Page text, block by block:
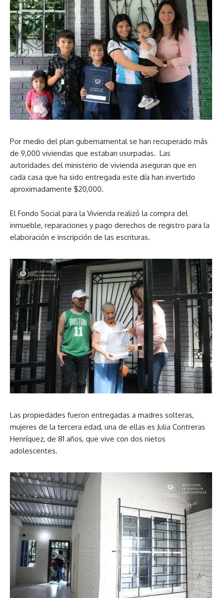
Por medio del plan gubernamental se han recuperado más
de 9,000 viviendas que estaban usurpadas. Las
autoridades del ministerio de vivienda aseguran que en
cada casa que ha sido entregada este día han invertido
aproximadamente $20,000.
El Fondo Social para la Vivienda realizó la compra del
inmueble, reparaciones y pago derechos de registro para la
elaboración e inscripción de las escrituras.
Las propiedades fueron entregadas a madres solteras,
mujeres de la tercera edad, una de ellas es Julia Contreras
Henríquez, de 81 años, que vive con dos nietos
adolescentes.